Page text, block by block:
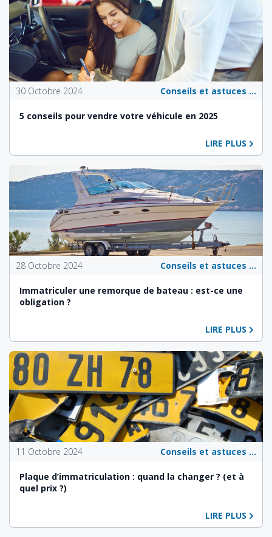
30 Octobre 2024 Conseils et astuces pour les propriétaires de véhicules
5 conseils pour vendre votre véhicule en 2025
LIRE PLUS
28 Octobre 2024 Conseils et astuces pour les propriétaires de véhicules
Immatriculer une remorque de bateau : est-ce une
obligation ?
LIRE PLUS
11 Octobre 2024 Conseils et astuces pour les propriétaires de véhicules
Plaque d’immatriculation : quand la changer ? (et à
quel prix ?)
LIRE PLUS